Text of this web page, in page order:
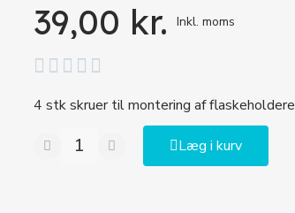
39,00 kr. Inkl. moms
    
4 stk skruer til montering af flaskeholdere
Læg i kurv